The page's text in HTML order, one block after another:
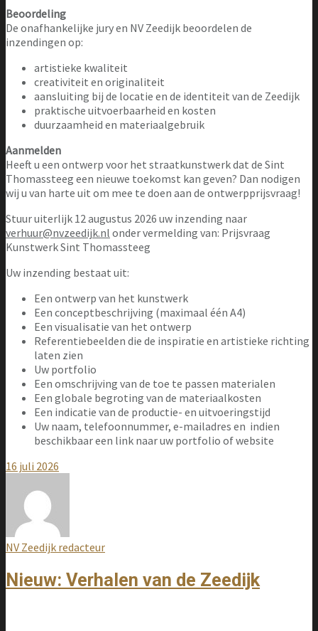
Beoordeling
De onafhankelijke jury en NV Zeedijk beoordelen de
inzendingen op:
artistieke kwaliteit
creativiteit en originaliteit
aansluiting bij de locatie en de identiteit van de Zeedijk
praktische uitvoerbaarheid en kosten
duurzaamheid en materiaalgebruik
Aanmelden
Heeft u een ontwerp voor het straatkunstwerk dat de Sint
Thomassteeg een nieuwe toekomst kan geven? Dan nodigen
wij u van harte uit om mee te doen aan de ontwerpprijsvraag!
Stuur uiterlijk 12 augustus 2026 uw inzending naar
verhuur@nvzeedijk.nl onder vermelding van: Prijsvraag
Kunstwerk Sint Thomassteeg
Uw inzending bestaat uit:
Een ontwerp van het kunstwerk
Een conceptbeschrijving (maximaal één A4)
Een visualisatie van het ontwerp
Referentiebeelden die de inspiratie en artistieke richting
laten zien
Uw portfolio
Een omschrijving van de toe te passen materialen
Een globale begroting van de materiaalkosten
Een indicatie van de productie- en uitvoeringstijd
Uw naam, telefoonnummer, e-mailadres en indien
beschikbaar een link naar uw portfolio of website
16 juli 2026
NV Zeedijk redacteur
Nieuw: Verhalen van de Zeedijk